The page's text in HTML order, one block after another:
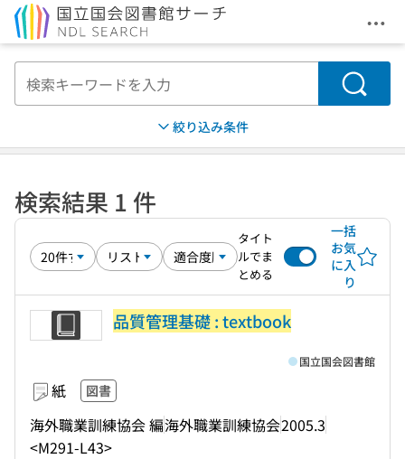
メ
検索
絞り込み条件
検索結果 1 件
タイト
ルでま
とめる
一括
お気
に入
り
品質管理基礎 : textbook
紙 図書
海外職業訓練協会 編海外職業訓練協会2005.3
<M291-L43>
国立国会図書館